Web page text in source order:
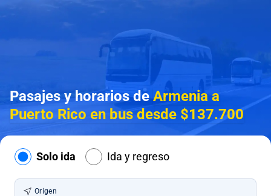
Pasajes y horarios deArmenia a
Puerto Rico en bus desde $137.700
Solo ida Ida y regreso
Origen